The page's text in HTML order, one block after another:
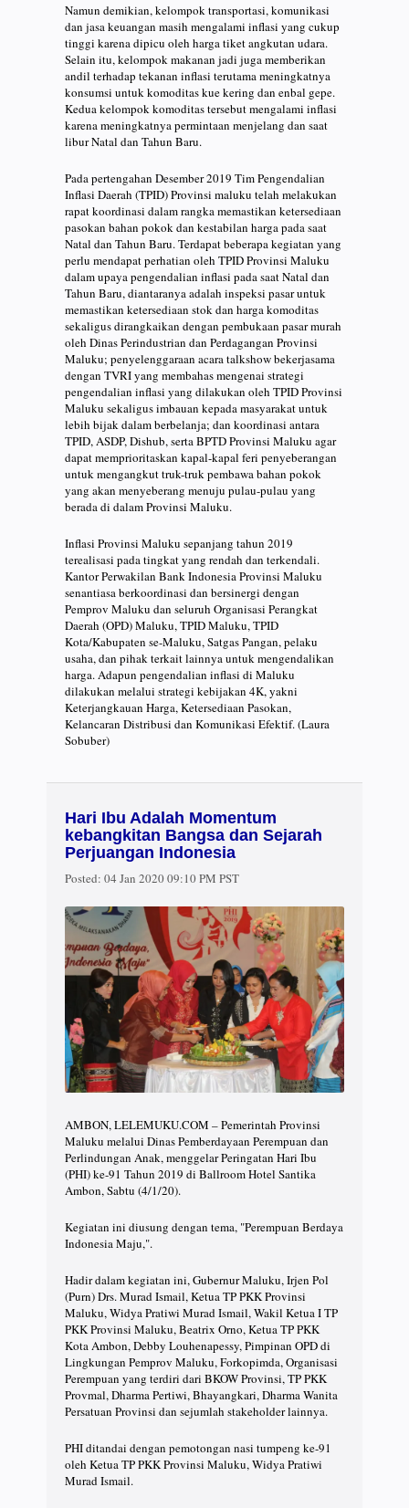
Namun demikian, kelompok transportasi, komunikasi
dan jasa keuangan masih mengalami inflasi yang cukup
tinggi karena dipicu oleh harga tiket angkutan udara.
Selain itu, kelompok makanan jadi juga memberikan
andil terhadap tekanan inflasi terutama meningkatnya
konsumsi untuk komoditas kue kering dan enbal gepe.
Kedua kelompok komoditas tersebut mengalami inflasi
karena meningkatnya permintaan menjelang dan saat
libur Natal dan Tahun Baru.
Pada pertengahan Desember 2019 Tim Pengendalian
Inflasi Daerah (TPID) Provinsi maluku telah melakukan
rapat koordinasi dalam rangka memastikan ketersediaan
pasokan bahan pokok dan kestabilan harga pada saat
Natal dan Tahun Baru. Terdapat beberapa kegiatan yang
perlu mendapat perhatian oleh TPID Provinsi Maluku
dalam upaya pengendalian inflasi pada saat Natal dan
Tahun Baru, diantaranya adalah inspeksi pasar untuk
memastikan ketersediaan stok dan harga komoditas
sekaligus dirangkaikan dengan pembukaan pasar murah
oleh Dinas Perindustrian dan Perdagangan Provinsi
Maluku; penyelenggaraan acara talkshow bekerjasama
dengan TVRI yang membahas mengenai strategi
pengendalian inflasi yang dilakukan oleh TPID Provinsi
Maluku sekaligus imbauan kepada masyarakat untuk
lebih bijak dalam berbelanja; dan koordinasi antara
TPID, ASDP, Dishub, serta BPTD Provinsi Maluku agar
dapat memprioritaskan kapal-kapal feri penyeberangan
untuk mengangkut truk-truk pembawa bahan pokok
yang akan menyeberang menuju pulau-pulau yang
berada di dalam Provinsi Maluku.
Inflasi Provinsi Maluku sepanjang tahun 2019
terealisasi pada tingkat yang rendah dan terkendali.
Kantor Perwakilan Bank Indonesia Provinsi Maluku
senantiasa berkoordinasi dan bersinergi dengan
Pemprov Maluku dan seluruh Organisasi Perangkat
Daerah (OPD) Maluku, TPID Maluku, TPID
Kota/Kabupaten se-Maluku, Satgas Pangan, pelaku
usaha, dan pihak terkait lainnya untuk mengendalikan
harga. Adapun pengendalian inflasi di Maluku
dilakukan melalui strategi kebijakan 4K, yakni
Keterjangkauan Harga, Ketersediaan Pasokan,
Kelancaran Distribusi dan Komunikasi Efektif. (Laura
Sobuber)
Hari Ibu Adalah Momentum
kebangkitan Bangsa dan Sejarah
Perjuangan Indonesia
Posted: 04 Jan 2020 09:10 PM PST
AMBON, LELEMUKU.COM – Pemerintah Provinsi
Maluku melalui Dinas Pemberdayaan Perempuan dan
Perlindungan Anak, menggelar Peringatan Hari Ibu
(PHI) ke-91 Tahun 2019 di Ballroom Hotel Santika
Ambon, Sabtu (4/1/20).
Kegiatan ini diusung dengan tema, "Perempuan Berdaya
Indonesia Maju,".
Hadir dalam kegiatan ini, Gubernur Maluku, Irjen Pol
(Purn) Drs. Murad Ismail, Ketua TP PKK Provinsi
Maluku, Widya Pratiwi Murad Ismail, Wakil Ketua I TP
PKK Provinsi Maluku, Beatrix Orno, Ketua TP PKK
Kota Ambon, Debby Louhenapessy, Pimpinan OPD di
Lingkungan Pemprov Maluku, Forkopimda, Organisasi
Perempuan yang terdiri dari BKOW Provinsi, TP PKK
Provmal, Dharma Pertiwi, Bhayangkari, Dharma Wanita
Persatuan Provinsi dan sejumlah stakeholder lainnya.
PHI ditandai dengan pemotongan nasi tumpeng ke-91
oleh Ketua TP PKK Provinsi Maluku, Widya Pratiwi
Murad Ismail.